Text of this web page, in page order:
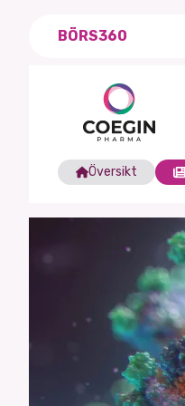
BÖRS360
Översikt